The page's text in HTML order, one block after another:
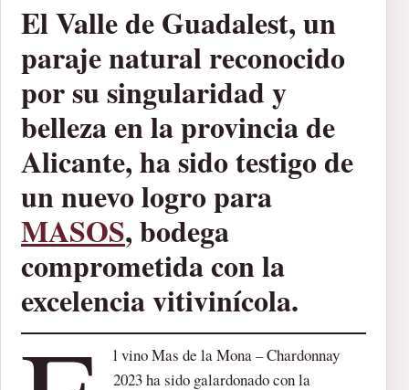
El Valle de Guadalest, un
paraje natural reconocido
por su singularidad y
belleza en la provincia de
Alicante, ha sido testigo de
un nuevo logro para
MASOS, bodega
comprometida con la
excelencia vitivinícola.
l vino Mas de la Mona – Chardonnay
2023 ha sido galardonado con la